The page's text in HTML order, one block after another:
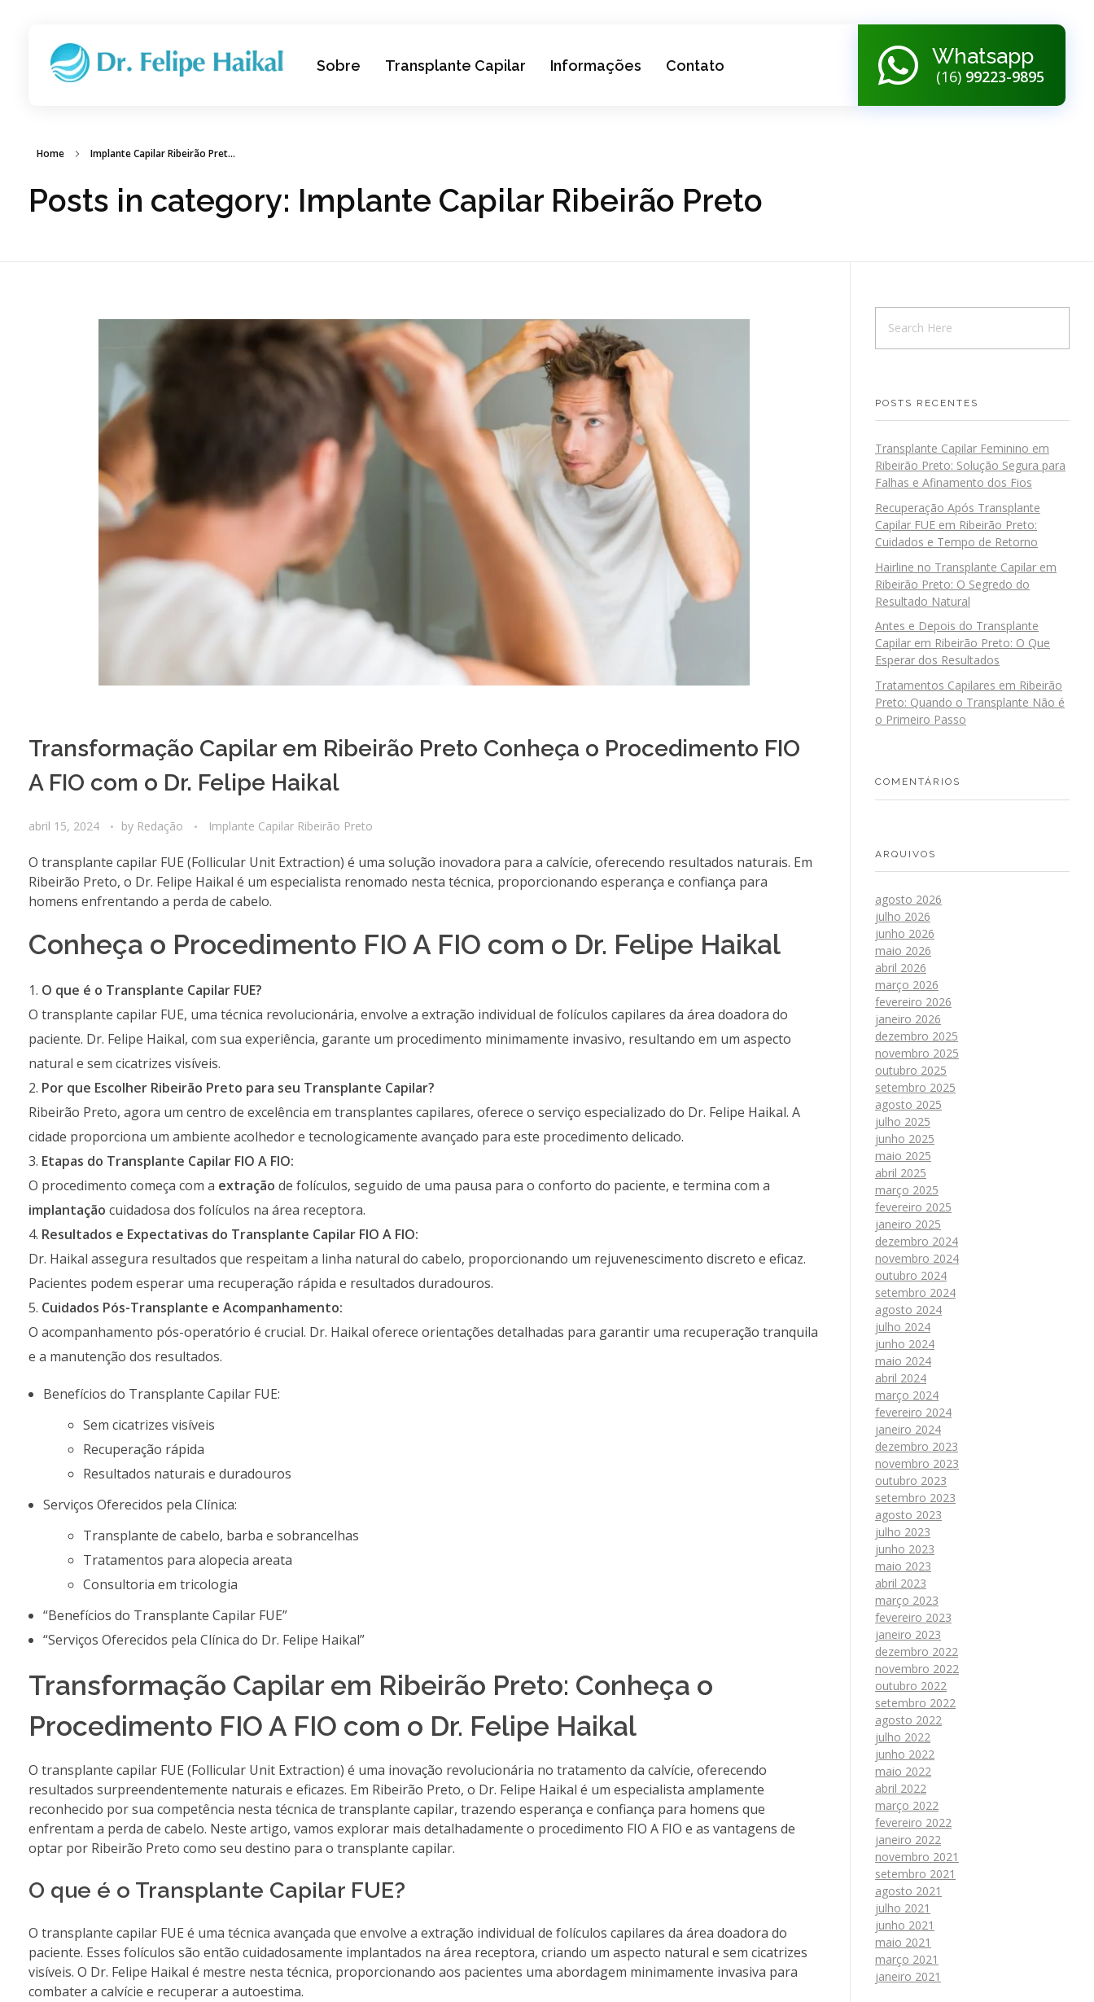
Sobre Transplante Capilar Informações Contato Whatsapp
(16) 99223-9895
Home Implante Capilar Ribeirão Pret...
Posts in category: Implante Capilar Ribeirão Preto
Transformação Capilar em Ribeirão Preto Conheça o Procedimento FIO
A FIO com o Dr. Felipe Haikal
abril 15, 2024 by Redação Implante Capilar Ribeirão Preto
O transplante capilar FUE (Follicular Unit Extraction) é uma solução inovadora para a calvície, oferecendo resultados naturais. Em
Ribeirão Preto, o Dr. Felipe Haikal é um especialista renomado nesta técnica, proporcionando esperança e confiança para
homens enfrentando a perda de cabelo.
Conheça o Procedimento FIO A FIO com o Dr. Felipe Haikal
O que é o Transplante Capilar FUE?
O transplante capilar FUE, uma técnica revolucionária, envolve a extração individual de folículos capilares da área doadora do
paciente. Dr. Felipe Haikal, com sua experiência, garante um procedimento minimamente invasivo, resultando em um aspecto
natural e sem cicatrizes visíveis.
Por que Escolher Ribeirão Preto para seu Transplante Capilar?
Ribeirão Preto, agora um centro de excelência em transplantes capilares, oferece o serviço especializado do Dr. Felipe Haikal. A
cidade proporciona um ambiente acolhedor e tecnologicamente avançado para este procedimento delicado.
Etapas do Transplante Capilar FIO A FIO:
O procedimento começa com a extração de folículos, seguido de uma pausa para o conforto do paciente, e termina com a
implantação cuidadosa dos folículos na área receptora.
Resultados e Expectativas do Transplante Capilar FIO A FIO:
Dr. Haikal assegura resultados que respeitam a linha natural do cabelo, proporcionando um rejuvenescimento discreto e eficaz.
Pacientes podem esperar uma recuperação rápida e resultados duradouros.
Cuidados Pós-Transplante e Acompanhamento:
O acompanhamento pós-operatório é crucial. Dr. Haikal oferece orientações detalhadas para garantir uma recuperação tranquila
e a manutenção dos resultados.
Benefícios do Transplante Capilar FUE:
Sem cicatrizes visíveis
Recuperação rápida
Resultados naturais e duradouros
Serviços Oferecidos pela Clínica:
Transplante de cabelo, barba e sobrancelhas
Tratamentos para alopecia areata
Consultoria em tricologia
“Benefícios do Transplante Capilar FUE”
“Serviços Oferecidos pela Clínica do Dr. Felipe Haikal”
Transformação Capilar em Ribeirão Preto: Conheça o
Procedimento FIO A FIO com o Dr. Felipe Haikal
O transplante capilar FUE (Follicular Unit Extraction) é uma inovação revolucionária no tratamento da calvície, oferecendo
resultados surpreendentemente naturais e eficazes. Em Ribeirão Preto, o Dr. Felipe Haikal é um especialista amplamente
reconhecido por sua competência nesta técnica de transplante capilar, trazendo esperança e confiança para homens que
enfrentam a perda de cabelo. Neste artigo, vamos explorar mais detalhadamente o procedimento FIO A FIO e as vantagens de
optar por Ribeirão Preto como seu destino para o transplante capilar.
O que é o Transplante Capilar FUE?
O transplante capilar FUE é uma técnica avançada que envolve a extração individual de folículos capilares da área doadora do
paciente. Esses folículos são então cuidadosamente implantados na área receptora, criando um aspecto natural e sem cicatrizes
visíveis. O Dr. Felipe Haikal é mestre nesta técnica, proporcionando aos pacientes uma abordagem minimamente invasiva para
combater a calvície e recuperar a autoestima.
POSTS RECENTES
Transplante Capilar Feminino em
Ribeirão Preto: Solução Segura para
Falhas e Afinamento dos Fios
Recuperação Após Transplante
Capilar FUE em Ribeirão Preto:
Cuidados e Tempo de Retorno
Hairline no Transplante Capilar em
Ribeirão Preto: O Segredo do
Resultado Natural
Antes e Depois do Transplante
Capilar em Ribeirão Preto: O Que
Esperar dos Resultados
Tratamentos Capilares em Ribeirão
Preto: Quando o Transplante Não é
o Primeiro Passo
COMENTÁRIOS
ARQUIVOS
agosto 2026
julho 2026
junho 2026
maio 2026
abril 2026
março 2026
fevereiro 2026
janeiro 2026
dezembro 2025
novembro 2025
outubro 2025
setembro 2025
agosto 2025
julho 2025
junho 2025
maio 2025
abril 2025
março 2025
fevereiro 2025
janeiro 2025
dezembro 2024
novembro 2024
outubro 2024
setembro 2024
agosto 2024
julho 2024
junho 2024
maio 2024
abril 2024
março 2024
fevereiro 2024
janeiro 2024
dezembro 2023
novembro 2023
outubro 2023
setembro 2023
agosto 2023
julho 2023
junho 2023
maio 2023
abril 2023
março 2023
fevereiro 2023
janeiro 2023
dezembro 2022
novembro 2022
outubro 2022
setembro 2022
agosto 2022
julho 2022
junho 2022
maio 2022
abril 2022
março 2022
fevereiro 2022
janeiro 2022
novembro 2021
setembro 2021
agosto 2021
julho 2021
junho 2021
maio 2021
março 2021
janeiro 2021